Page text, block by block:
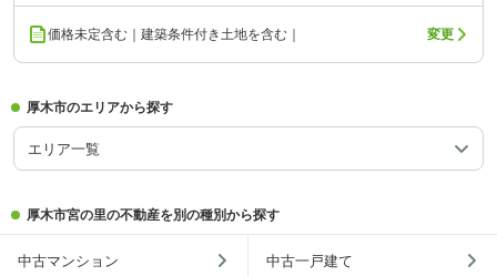
価格未定含む｜建築条件付き土地を含む｜ 変更
厚木市のエリアから探す
エリア一覧
厚木市宮の里の不動産を別の種別から探す
中古マンション 中古一戸建て